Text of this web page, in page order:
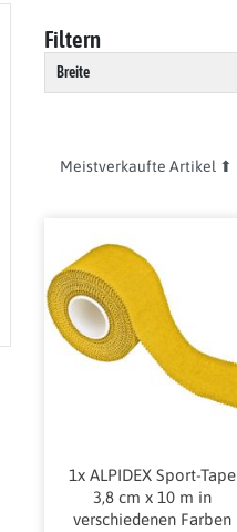
Filtern
Breite
1x ALPIDEX Sport-Tape
3,8 cm x 10 m in
verschiedenen Farben